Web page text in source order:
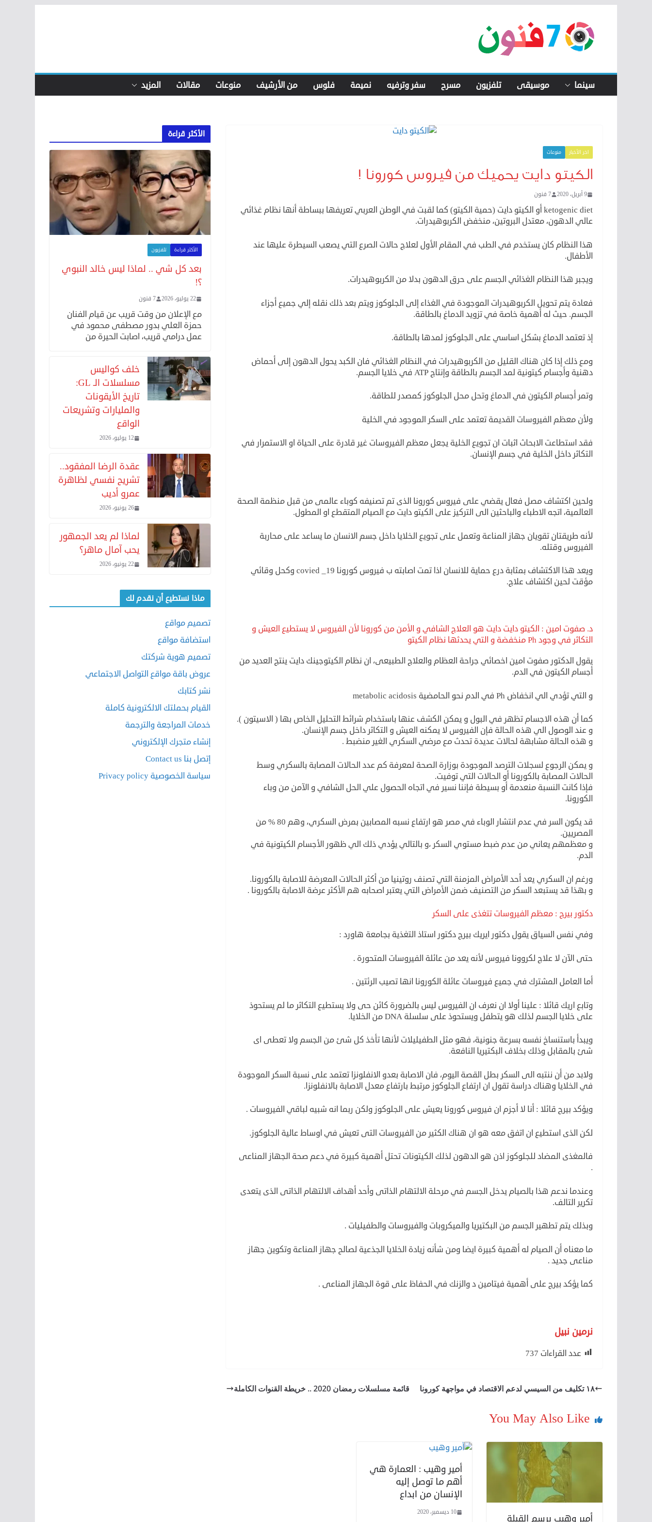
content
سينما موسيقى تلفزيون مسرح سفر وترفيه نميمة فلوس من الأرشيف منوعات مقالات المزيد
اخر الأخبار منوعات
الكيتو دايت يحميك من فيروس كورونا !
9 أبريل، 2020 7 فنون
ketogenic diet أو الكيتو دايت (حمية الكيتو) كما لقبت في الوطن العربي تعريفها ببساطة أنها نظام غذائي
عالي الدهون، معتدل البروتين، منخفض الكربوهيدرات.
هذا النظام كان يستخدم في الطب في المقام الأول لعلاج حالات الصرع التي يصعب السيطرة عليها عند
الأطفال.
ويجبر هذا النظام الغذائي الجسم على حرق الدهون بدلا من الكربوهيدرات.
فعادة يتم تحويل الكربوهيدرات الموجودة في الغذاء إلى الجلوكوز ويتم بعد ذلك نقله إلي جميع أجزاء
الجسم. حيث له أهمية خاصة في تزويد الدماغ بالطاقة.
إذ تعتمد الدماغ بشكل اساسي على الجلوكوز لمدها بالطاقة.
ومع ذلك إذا كان هناك القليل من الكربوهيدرات في النظام الغذائي فان الكبد يحول الدهون إلى أحماض
دهنية وأجسام كيتونية لمد الجسم بالطاقة وإنتاج ATP في خلايا الجسم.
وتمر أجسام الكيتون في الدماغ وتحل محل الجلوكوز كمصدر للطاقة.
ولأن معظم الفيروسات القديمة تعتمد على السكر الموجود في الخلية
فقد استطاعت الابحاث اثبات ان تجويع الخلية يجعل معظم الفيروسات غير قادرة على الحياة او الاستمرار في
التكاثر داخل الخلية في جسم الإنسان.
ولحين اكتشاف مصل فعال يقضي على فيروس كورونا الذى تم تصنيفه كوباء عالمى من قبل منظمة الصحة
العالمية، اتجه الاطباء والباحثين الى التركيز على الكيتو دايت مع الصيام المتقطع او المطول.
لأنه طريقتان تقويان جهاز المناعة وتعمل على تجويع الخلايا داخل جسم الانسان ما يساعد على محاربة
الفيروس وقتله.
ويعد هذا الاكتشاف بمثابة درع حماية للانسان اذا تمت اصابته ب فيروس كورونا covied _19 وكحل وقائي
مؤقت لحين اكتشاف علاج.
د. صفوت امين : الكيتو دايت دايت هو العلاج الشافي و الأمن من كورونا لأن الفيروس لا يستطيع العيش و
التكاثر في وجود Ph منخفضة و التي يحدثها نظام الكيتو
يقول الدكتور صفوت امين اخصائي جراحة العظام والعلاج الطبيعى، ان نظام الكيتوجينك دايت ينتج العديد من
أجسام الكيتون في الدم.
و التي تؤدي الي انخفاض Ph في الدم نحو الحامضية metabolic acidosis
كما أن هذه الاجسام تظهر في البول و يمكن الكشف عنها باستخدام شرائط التحليل الخاص بها ( الاسيتون ).
و عند الوصول الي هذه الحالة فإن الفيروس لا يمكنه العيش و التكاثر داخل جسم الإنسان.
و هذه الحالة مشابهة لحالات عديدة تحدث مع مرضي السكري الغير منضبط .
و يمكن الرجوع لسجلات الترصد الموجودة بوزارة الصحة لمعرفة كم عدد الحالات المصابة بالسكري وسط
الحالات المصابة بالكورونا أو الحالات التي توفيت.
فإذا كانت النسبة منعدمة أو بسيطة فإننا نسير في اتجاه الحصول علي الحل الشافي و الآمن من وباء
الكورونا.
قد يكون السر في عدم انتشار الوباء في مصر هو ارتفاع نسبه المصابين بمرض السكري، وهم 80 % من
المصريين.
و معظمهم يعاني من عدم ضبط مستوي السكر ،و بالتالي يؤدي ذلك الي ظهور الأجسام الكيتونية في
الدم.
ورغم ان السكري يعد أحد الأمراض المزمنة التي تصنف روتينيا من أكثر الحالات المعرضة للاصابة بالكورونا.
و بهذا قد يستبعد السكر من التصنيف ضمن الأمراض التي يعتبر اصحابه هم الأكثر عرضة الاصابة بالكورونا .
دكتور بيرج : معظم الفيروسات تتغذى على السكر
وفي نفس السياق يقول دكتور ايريك بيرج دكتور استاذ التغذية بجامعة هاورد :
حتى الآن لا علاج لكروونا فيروس لأنه يعد من عائلة الفيروسات المتحورة .
أما العامل المشترك في جميع فيروسات عائلة الكورونا انها تصيب الرئتين .
وتابع اريك قائلا : علينا أولا ان نعرف ان الفيروس ليس بالضرورة كائن حى ولا يستطيع التكاثر ما لم يستحوذ
على خلايا الجسم لذلك هو يتطفل ويستحوذ على سلسلة DNA من الخلايا.
ويبدأ باستنساخ نفسه بسرعة جنونية، فهو مثل الطفيليلات لأنها تأخذ كل شئ من الجسم ولا تعطى اى
شئ بالمقابل وذلك بخلاف البكتيريا النافعة.
ولابد من أن ننتبه الى السكر بطل القصة اليوم، فان الاصابة بعدو الانفلونزا تعتمد على نسبة السكر الموجودة
في الخلايا وهناك دراسة تقول ان ارتفاع الجلوكوز مرتبط بارتفاع معدل الاصابة بالانفلونزا.
ويؤكد بيرج قائلا : أنا لا أجزم ان فيروس كورونا يعيش على الجلوكوز ولكن ربما انه شبيه لباقي الفيروسات .
لكن الذى استطيع ان اتفق معه هو ان هناك الكثير من الفيروسات التى تعيش في اوساط عالية الجلوكوز.
فالمغذى المضاد للجلوكوز اذن هو الدهون لذلك الكيتونات تحتل أهمية كبيرة في دعم صحة الجهاز المناعى
.
وعندما ندعم هذا بالصيام يدخل الجسم في مرحلة الالتهام الذاتى وأحد أهداف الالتهام الذاتى الذى يتعدى
تكرير التالف.
وبذلك يتم تطهير الجسم من البكتيريا والميكروبات والفيروسات والطفيليات .
ما معناه أن الصيام له أهمية كبيرة ايضا ومن شأنه زيادة الخلايا الجذعية لصالح جهاز المناعة وتكوين جهاز
مناعى جديد .
كما يؤكد بيرج على أهمية فيتامين د والزنك في الحفاظ على قوة الجهاز المناعى .
نرمين نبيل
عدد القراءات 737
١٨ تكليف من السيسي لدعم الاقتصاد في مواجهة كورونا قائمة مسلسلات رمضان 2020 .. خريطة القنوات الكاملة
You May Also Like
أمير وهيب يرسم القبلة
أمير وهيب : العمارة هي
أهم ما توصل إليه
الإنسان من ابداع
10 ديسمبر، 2020
الأكثر قراءة
الأكثر قراءة تلفزيون
بعد كل شي .. لماذا ليس خالد النبوي
؟!
22 يوليو، 2026 7 فنون
مع الإعلان من وقت قريب عن قيام الفنان
حمزة العلي بدور مصطفى محمود في
عمل درامي قريب، اصابت الحيرة من
خلف كواليس
مسلسلات الـ GL:
تاريخ الأيقونات
والمليارات وتشريعات
الواقع
12 يوليو، 2026
عقدة الرضا المفقود..
تشريح نفسي لظاهرة
عمرو أديب
26 يونيو، 2026
لماذا لم يعد الجمهور
يحب آمال ماهر؟
22 يونيو، 2026
ماذا نستطيع أن نقدم لك
تصميم مواقع
استضافة مواقع
تصميم هوية شركتك
عروض باقة مواقع التواصل الاجتماعي
نشر كتابك
القيام بحملتك الالكترونية كاملة
خدمات المراجعة والترجمة
إنشاء متجرك الإلكتروني
إتصل بنا Contact us
سياسة الخصوصية Privacy policy